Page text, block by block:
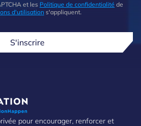
et les Politique de confidentialité de
d'utilisation s'appliquent.
S'inscrire
pour encourager, renforcer et